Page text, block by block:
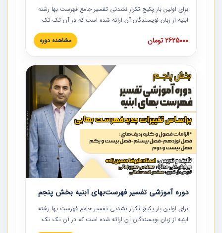
برای اولین بار پکیج تکرار نشدنی تفسیر جامع فهرست بها رشته
ابنیه از زبان نویسندگان آن ارائه شده است که در آن تک تک
ردیف ها و مطالب فهرست بها تفسیر و ارائه شده است. این
دوره به صورت کامل تصویری بوده و به همراه تصاویر عملیات
دوره با کلام مهندس علیرضاحسین‌زاده مدیر پروژه مهندسی
مشاور در امر بازنگری فهرست بها رشته ابنیه ارائه شده و به تمام
همکارانی که در حوزه صنعت ساخت در حال فعالیت هستند حتما
توصیه می کنیم از مطالب این دوره استفاده نمایند.
2625000 تومان مشاهده دوره
دوره آموزشی تفسیر فهرست‌بهای ابنیه بخش پنجم
برای اولین بار پکیج تکرار نشدنی تفسیر جامع فهرست بها رشته
ابنیه از زبان نویسندگان آن ارائه شده است که در آن تک تک
ردیف ها و مطالب فهرست بها تفسیر و ارائه شده است. این